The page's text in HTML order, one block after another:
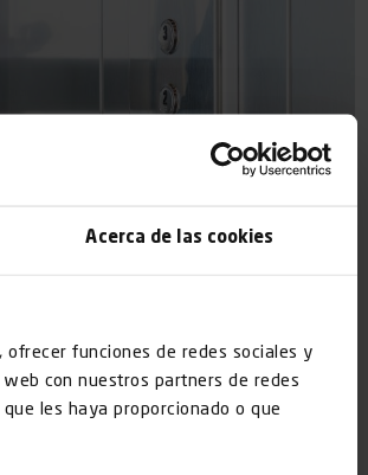
Acerca de las cookies
funciones de redes sociales y
con nuestros partners de redes
les haya proporcionado o que